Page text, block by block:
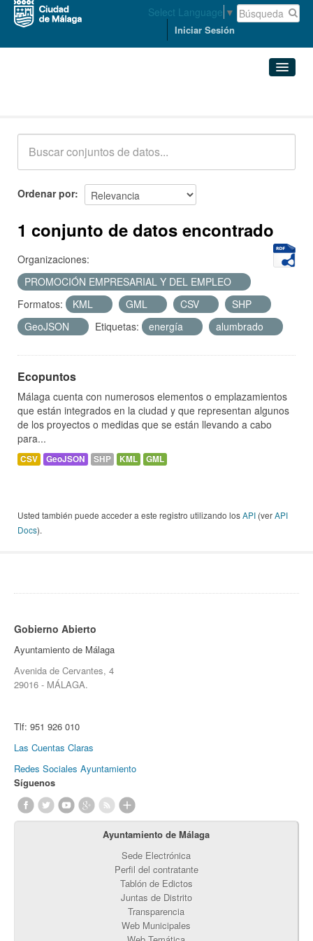
Select Language ▼
Iniciar Sesión
Acerca de
Ordenar por
1 conjunto de datos encontrado
Organizaciones:
PROMOCIÓN EMPRESARIAL Y DEL EMPLEO
Formatos:
KML GML CSV
SHP
GeoJSON
Etiquetas: energía alumbrado
Ecopuntos
Málaga cuenta con numerosos elementos o emplazamientos
que están integrados en la ciudad y que representan algunos
de los proyectos o medidas que se están llevando a cabo
para...
CSV GeoJSON SHP KML GML
Usted también puede acceder a este registro utilizando losAPI (verAPI
Docs).
Gobierno Abierto
Ayuntamiento de Málaga
Avenida de Cervantes, 4
29016 - MÁLAGA.
Tlf: 951 926 010
Las Cuentas Claras
Redes Sociales Ayuntamiento
Síguenos
Ayuntamiento de Málaga
Sede Electrónica
Perfil del contratante
Tablón de Edictos
Juntas de Distrito
Transparencia
Web Municipales